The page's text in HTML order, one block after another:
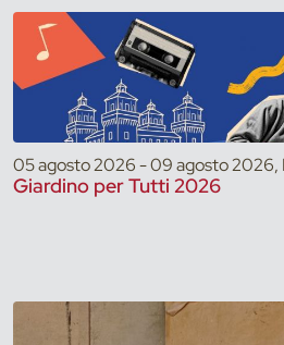
05 agosto 2026 - 09 agosto 2026,
Giardino per Tutti 2026